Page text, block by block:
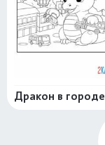
Дракон в городе